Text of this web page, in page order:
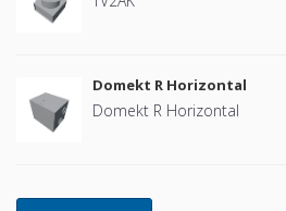
Domekt R Horizontal
Domekt R Horizontal